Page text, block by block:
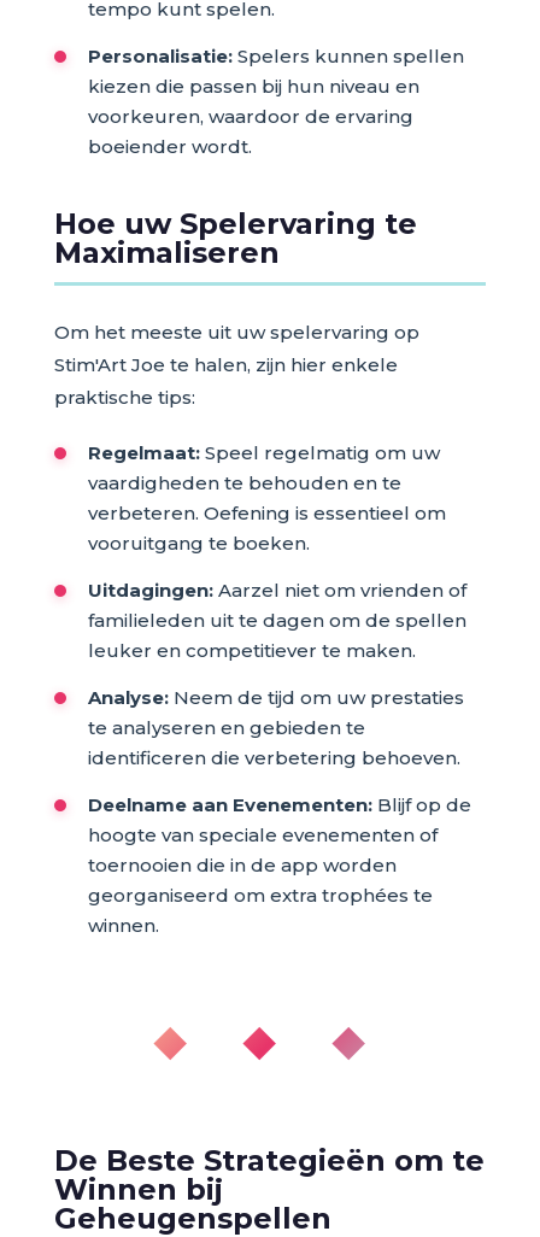
tempo kunt spelen.
Personalisatie:Spelers kunnen spellen
kiezen die passen bij hun niveau en
voorkeuren, waardoor de ervaring
boeiender wordt.
Hoe uw Spelervaring te
Maximaliseren
Om het meeste uit uw spelervaring op
Stim'Art Joe te halen, zijn hier enkele
praktische tips:
Regelmaat:Speel regelmatig om uw
vaardigheden te behouden en te
verbeteren. Oefening is essentieel om
vooruitgang te boeken.
Uitdagingen:Aarzel niet om vrienden of
familieleden uit te dagen om de spellen
leuker en competitiever te maken.
Analyse:Neem de tijd om uw prestaties
te analyseren en gebieden te
identificeren die verbetering behoeven.
Deelname aan Evenementen:Blijf op de
hoogte van speciale evenementen of
toernooien die in de app worden
georganiseerd om extra trophées te
winnen.
◆ ◆ ◆
De Beste Strategieën om te
Winnen bij
Geheugenspellen